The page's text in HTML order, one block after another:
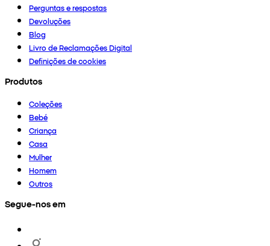
Perguntas e respostas
Devoluções
Blog
Livro de Reclamações Digital
Definições de cookies
Produtos
Coleções
Bebé
Criança
Casa
Mulher
Homem
Outros
Segue-nos em